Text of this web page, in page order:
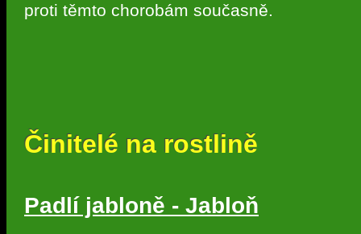
proti těmto chorobám současně.
Činitelé na rostlině
Padlí jabloně - Jabloň